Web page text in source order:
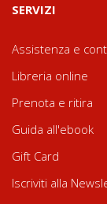
SERVIZI
Assistenza e
Libreria online
Prenota e ritira
Guida all'ebook
Gift Card
Iscriviti alla